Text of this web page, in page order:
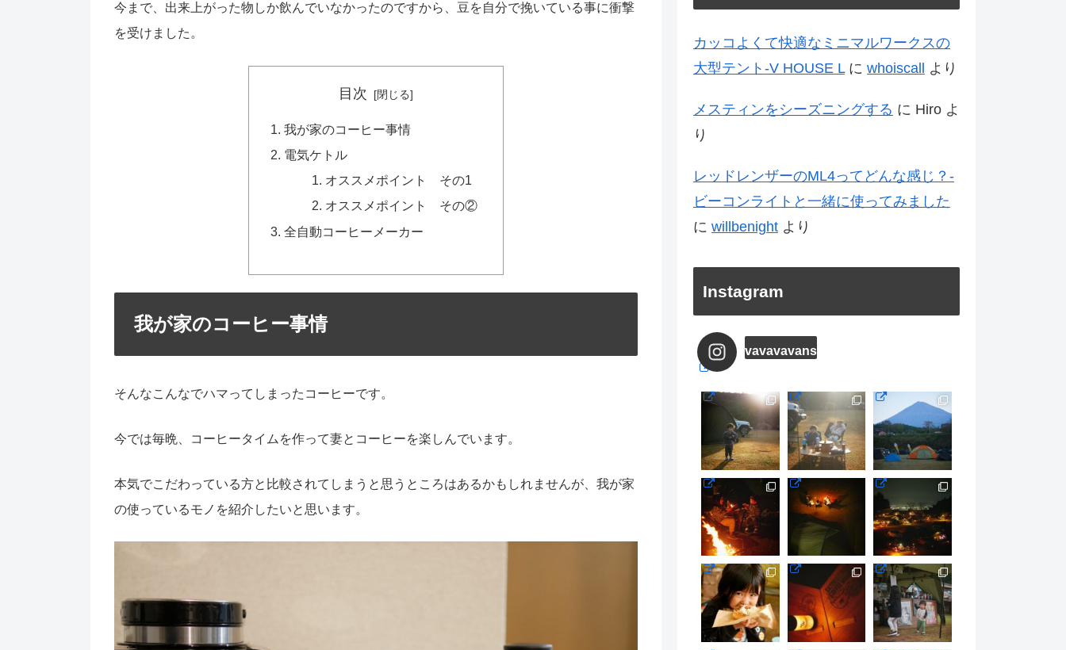
今まで、出来上がった物しか飲んでいなかったのですから、豆を自分で挽いている事に衝撃
を受けました。
目次
我が家のコーヒー事情
電気ケトル
オススメポイント その1
オススメポイント その②
全自動コーヒーメーカー
我が家のコーヒー事情
そんなこんなでハマってしまったコーヒーです。
今では毎晩、コーヒータイムを作って妻とコーヒーを楽しんでいます。
本気でこだわっている方と比較されてしまうと思うところはあるかもしれませんが、我が家
の使っているモノを紹介したいと思います。
カッコよくて快適なミニマルワークスの
大型テント-V HOUSE Lに whoiscall より
メスティンをシーズニングする に Hiro よ
り
レッドレンザーのML4ってどんな感じ？-
ビーコンライトと一緒に使ってみました
に willbenight より
Instagram
vavavavans